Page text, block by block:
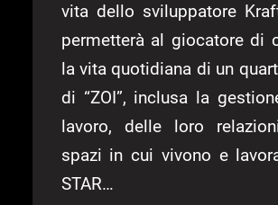
vita dello sviluppatore
permetterà al giocatore di
la vita quotidiana di un
di “ZOI”, inclusa la
lavoro, delle loro
spazi in cui vivono e
STAR…